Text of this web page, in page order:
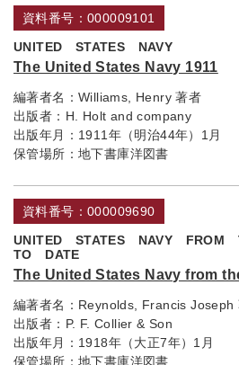
資料番号：000009101
UNITED STATES NAVY
The United States Navy 1911
編著者名： Williams, Henry 著者
出版者： H. Holt and company
出版年月： 1911年（明治44年）1月
保管場所： 地下書庫洋図書
資料番号：000009690
UNITED STATES NAVY FROM
TO DATE
The United States Navy from
編著者名： Reynolds, Francis Joseph
出版者： P. F. Collier & Son
出版年月： 1918年（大正7年）1月
保管場所： 地下書庫洋図書